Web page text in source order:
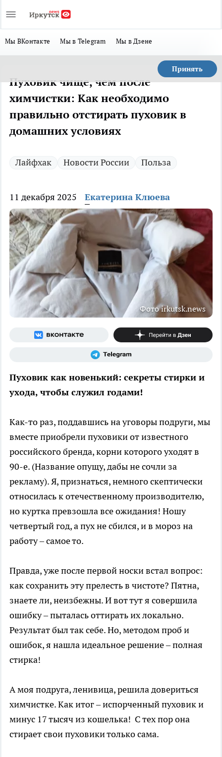
Мы ВКонтакте Мы в Telegram Мы в Дзене
Принять
Пуховик чище, чем после
химчистки: Как необходимо
правильно отстирать пуховик в
домашних условиях
Лайфхак Новости России Польза
11 декабря 2025 Екатерина Клюева
Фото irkutsk.news
Пуховик как новенький: секреты стирки и
ухода, чтобы служил годами!
Как-то раз, поддавшись на уговоры подруги, мы
вместе приобрели пуховики от известного
российского бренда, корни которого уходят в
90-е. (Название опущу, дабы не сочли за
рекламу). Я, признаться, немного скептически
относилась к отечественному производителю,
но куртка превзошла все ожидания! Ношу
четвертый год, а пух не сбился, и в мороз на
работу – самое то.
Правда, уже после первой носки встал вопрос:
как сохранить эту прелесть в чистоте? Пятна,
знаете ли, неизбежны. И вот тут я совершила
ошибку – пыталась оттирать их локально.
Результат был так себе. Но, методом проб и
ошибок, я нашла идеальное решение – полная
стирка!
А моя подруга, ленивица, решила довериться
химчистке. Как итог – испорченный пуховик и
минус 17 тысяч из кошелька! С тех пор она
стирает свои пуховики только сама.